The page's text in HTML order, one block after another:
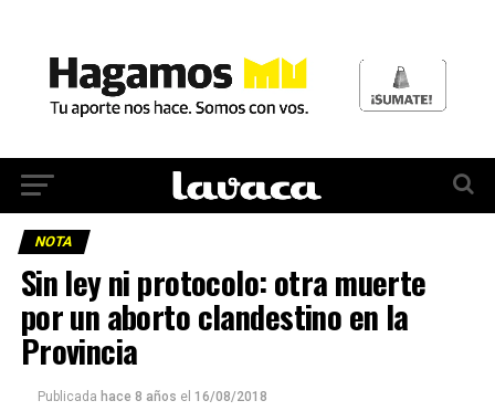
NOTA
Sin ley ni protocolo: otra muerte
por un aborto clandestino en la
Provincia
Publicada hace 8 años el 16/08/2018